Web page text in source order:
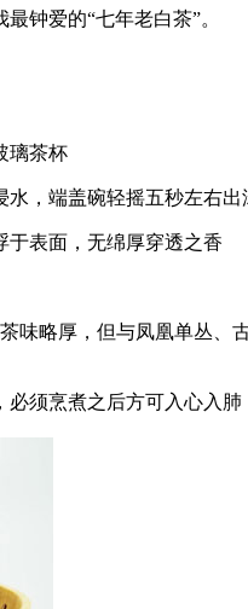
钟爱的“七年老白茶”。
璃茶杯
水，端盖碗轻摇五秒左右出
于表面，无绵厚穿透之香
略厚，但与凤凰单丛
必须烹煮之后方可入心入肺